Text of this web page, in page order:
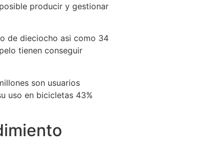
producir y gestionar
de dieciocho asi­ como 34
tienen conseguir
son usuarios
uso en bicicletas 43%